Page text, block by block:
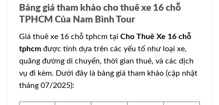
Bảng giá tham khảo cho thuê xe 16 chỗ
TPHCM Của Nam Bình Tour
Giá thuê xe 16 chỗ tphcm tại Cho Thuê Xe 16 chỗ
tphcm được tính dựa trên các yếu tố như loại xe,
quãng đường di chuyển, thời gian thuê, và các dịch
vụ đi kèm. Dưới đây là bảng giá tham khảo (cập nhật
tháng 07/2025):